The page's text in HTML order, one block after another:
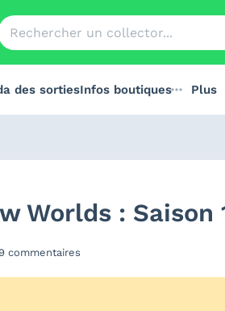
des sortiesInfos boutiques Plus
Worlds :
9 commentaires